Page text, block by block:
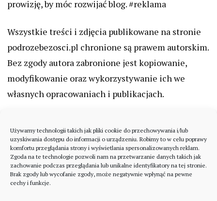
Używamy technologii takich jak pliki cookie do przechowywania i/lub
uzyskiwania dostępu do informacji o urządzeniu. Robimy to w celu poprawy
komfortu przeglądania strony i wyświetlania spersonalizowanych reklam.
Zgoda na te technologie pozwoli nam na przetwarzanie danych takich jak
zachowanie podczas przeglądania lub unikalne identyfikatory na tej stronie.
Brak zgody lub wycofanie zgody, może negatywnie wpłynąć na pewne
cechy i funkcje.
prowizję, by móc rozwijać blog. #reklama
Wszystkie treści i zdjęcia publikowane na stronie
podrozebezosci.pl chronione są prawem autorskim.
Bez zgody autora zabronione jest kopiowanie,
modyfikowanie oraz wykorzystywanie ich we
własnych opracowaniach i publikacjach.